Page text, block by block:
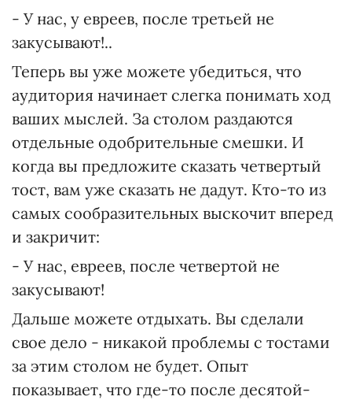
- У нас, у евреев, после третьей не
закусывают!..
Теперь вы уже можете убедиться, что
аудитория начинает слегка понимать ход
ваших мыслей. За столом раздаются
отдельные одобрительные смешки. И
когда вы предложите сказать четвертый
тост, вам уже сказать не дадут. Кто-то из
самых сообразительных выскочит вперед
и закричит:
- У нас, евреев, после четвертой не
закусывают!
Дальше можете отдыхать. Вы сделали
свое дело - никакой проблемы с тостами
за этим столом не будет. Опыт
показывает, что где-то после десятой-